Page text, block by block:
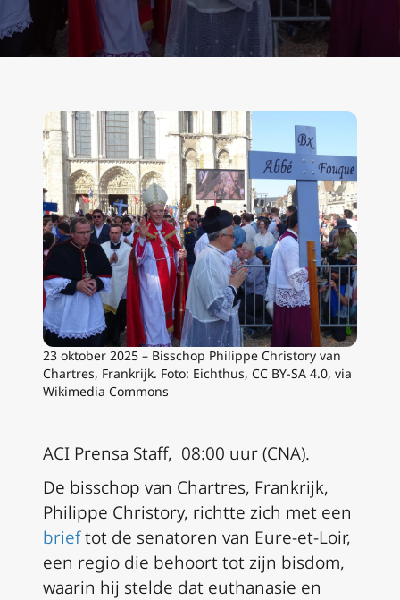
23 oktober 2025 – Bisschop Philippe Christory van
Chartres, Frankrijk. Foto: Eichthus, CC BY-SA 4.0, via
Wikimedia Commons
ACI Prensa Staff, 08:00 uur (CNA).
De bisschop van Chartres, Frankrijk,
Philippe Christory, richtte zich met een
brieftot de senatoren van Eure-et-Loir,
een regio die behoort tot zijn bisdom,
waarin hij stelde dat euthanasie en